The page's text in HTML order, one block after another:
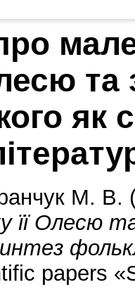
та
як
М. В.
її Олесю
papers